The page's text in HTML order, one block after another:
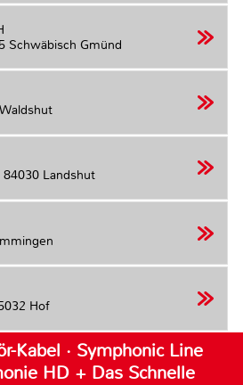
Schwäbisch Gmünd
84030 Landshut
Hof
Kabel · Symphonic Line
HD + Das Schnelle